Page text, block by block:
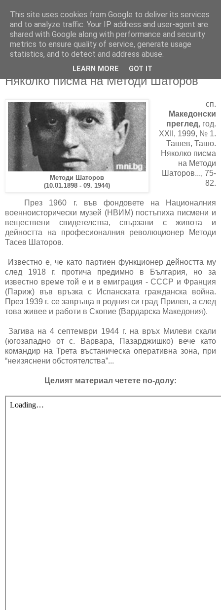
Няколко писма на Методи Шаторов
Методи Шаторов
(10.01.1898 - 09. 1944)
сп.
Македонски
преглед, год.
XXII, 1999, № 1.
Ташев, Ташо.
Няколко писма
на Методи
Шаторов..., 75-
82.
През 1960 г. във фондовете на Националния
военноисторически музей (НВИМ) постъпиха писмени и
веществени свидетелства, свързани с живота и
дейността на професионалния революционер Методи
Тасев Шаторов.
Известно е, че като партиен функционер дейността му
след 1918 г. протича предимно в България, но за
известно време той е и в емиграция - СССР и Франция
(Париж) във връзка с Испанската гражданска война.
През 1939 г. се завръща в родния си град Прилеп, а след
това живее и работи в Скопие (Вардарска Македония).
Загива на 4 септември 1944 г. на връх Милеви скали
(югозападно от с. Варвара, Пазарджишко) вече като
командир на Трета въстаническа оперативна зона, при
“неизяснени обстоятелства”...
Целият материал четете по-долу:
This site uses cookies from Google to deliver its services
and to analyze traffic. Your IP address and user-agent are
shared with Google along with performance and security
metrics to ensure quality of service, generate usage
statistics, and to detect and address abuse.
LEARN MORE GOT IT